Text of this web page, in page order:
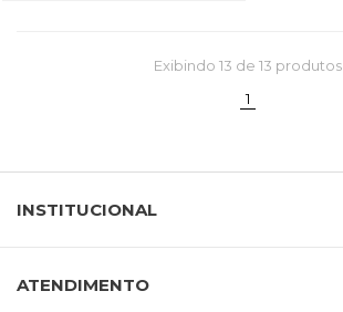
Exibindo 13 de 13 produtos
1
INSTITUCIONAL
ATENDIMENTO